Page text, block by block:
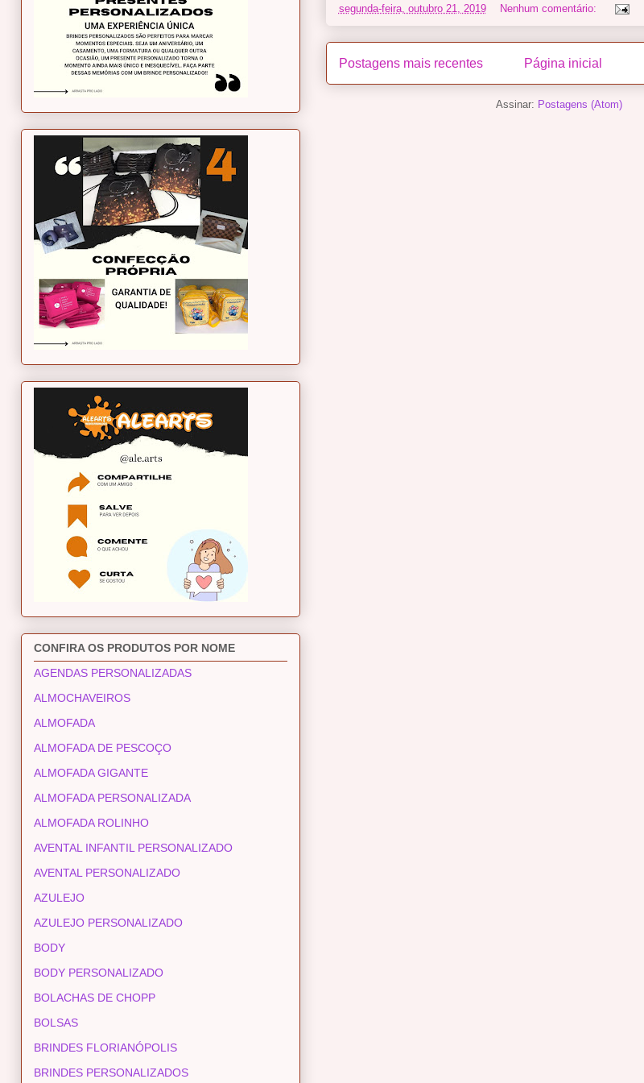
segunda-feira, outubro 21, 2019 Nenhum comentário:
Postagens mais recentes Página inicial
Assinar: Postagens (Atom)
CONFIRA OS PRODUTOS POR NOME
AGENDAS PERSONALIZADAS
ALMOCHAVEIROS
ALMOFADA
ALMOFADA DE PESCOÇO
ALMOFADA GIGANTE
ALMOFADA PERSONALIZADA
ALMOFADA ROLINHO
AVENTAL INFANTIL PERSONALIZADO
AVENTAL PERSONALIZADO
AZULEJO
AZULEJO PERSONALIZADO
BODY
BODY PERSONALIZADO
BOLACHAS DE CHOPP
BOLSAS
BRINDES FLORIANÓPOLIS
BRINDES PERSONALIZADOS